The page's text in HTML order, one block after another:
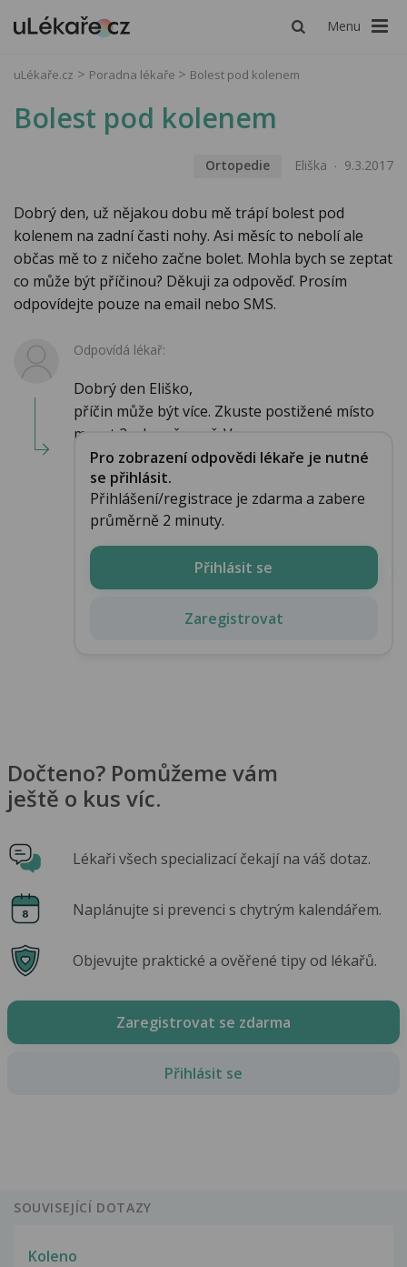
Menu
uLékaře.cz Poradna lékaře Bolest pod kolenem
Bolest pod kolenem
Ortopedie Eliška 9.3.2017
Dobrý den, už nějakou dobu mě trápí bolest pod
kolenem na zadní časti nohy. Asi měsíc to nebolí ale
občas mě to z ničeho začne bolet. Mohla bych se zeptat
co může být příčinou? Děkuji za odpověď. Prosím
odpovídejte pouze na email nebo SMS.
Odpovídá lékař:
Dobrý den Eliško,
příčin může být více. Zkuste postižené místo
mazat 2x denně např. V...
Pro zobrazení odpovědi lékaře je nutné
se přihlásit.
Přihlášení/registrace je zdarma a zabere
průměrně 2 minuty.
Přihlásit se
Zaregistrovat
Dočteno? Pomůžeme vám
ještě o kus víc.
Lékaři všech specializací čekají na váš dotaz.
Naplánujte si prevenci s chytrým kalendářem.
Objevujte praktické a ověřené tipy od lékařů.
Zaregistrovat se zdarma
Přihlásit se
SOUVISEJÍCÍ DOTAZY
Koleno